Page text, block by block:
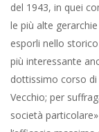
del 1943, in quei
le più alte
esporli nello
più interessante
dottissimo corso
Vecchio; per
società